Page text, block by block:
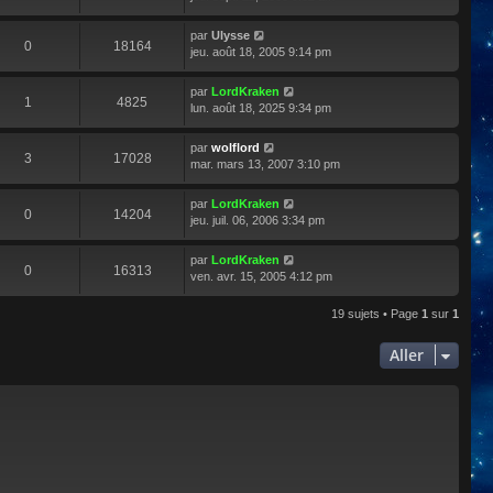
0 18164
par Ulysse
jeu. août 18, 2005 9:14 pm
1 4825
par LordKraken
lun. août 18, 2025 9:34 pm
3 17028
par wolflord
mar. mars 13, 2007 3:10 pm
0 14204
par LordKraken
jeu. juil. 06, 2006 3:34 pm
0 16313
par LordKraken
ven. avr. 15, 2005 4:12 pm
19 sujets • Page 1 sur 1
Aller